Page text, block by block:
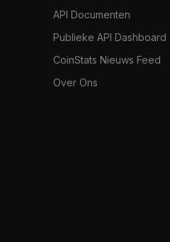
API Documenten
Publieke API Dashboard
CoinStats Nieuws Feed
Over Ons